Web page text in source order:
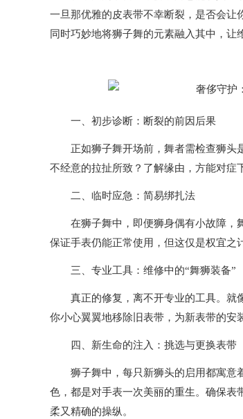
一旦那优雅的皮表带不幸断裂，是否会让
同时巧妙地将狮子舞的元素融入其中，让
一、初步诊断：断裂的前因后果
正如狮子舞开场前，舞者需检查狮头是
不经意的拉扯所致？了解缘由，方能对症
二、临时应急：简易绑扎法
在狮子舞中，即便狮身偶有小故障，舞
保证手表仍能正常使用，但这仅是权宜之
三、专业工具：维修中的“舞狮装备”
真正的修复，离不开专业的工具。就像
你小心翼翼地移除旧表带，为新表带的安
四、新生命的注入：挑选与更换表带
狮子舞中，每只新狮头的启用都寓意着
色，都是对手表一次美丽的重生。确保表
柔又精确的操纵。